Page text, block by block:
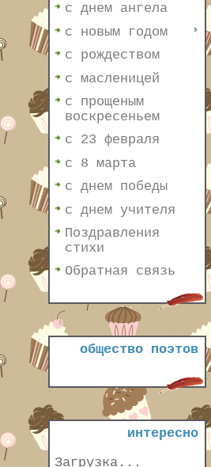
с днем ангела
с новым годом
с рождеством
с масленицей
с прощеным
воскресеньем
с 23 февраля
с 8 марта
с днем победы
с днем учителя
Поздравления
стихи
Обратная связь
общество поэтов
интересно
Загрузка...